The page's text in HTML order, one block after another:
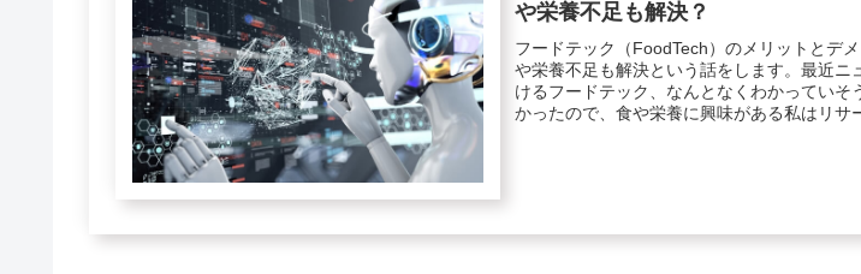
や栄養不足も解決？
フードテック（FoodTech）のメリットとデ
や栄養不足も解決という話をします。最近ニ
けるフードテック、なんとなくわかっていそ
かったので、食や栄養に興味がある私はリサ